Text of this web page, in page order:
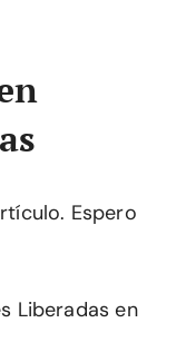
Espero
Liberadas en